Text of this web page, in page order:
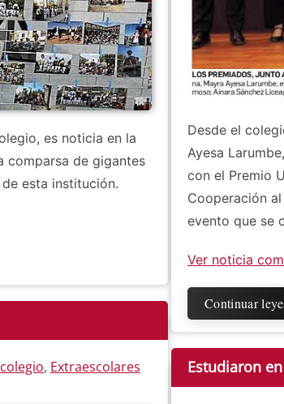
es noticia en la
comparsa de gigantes
esta institución.
Desde el
Ayesa
con el Premio
Cooperación
evento que se
Ver noticia
Continuar
, Extraescolares Estudiaron